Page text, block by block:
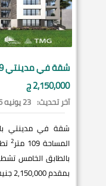
شقة فيمدينتي109 م
2,150,000 ج
آخر تحديث: 23 يونيه 2026
شقة في مدينتي
المساحة 109 متر
2
بمقدم 2,150,000 جنيه